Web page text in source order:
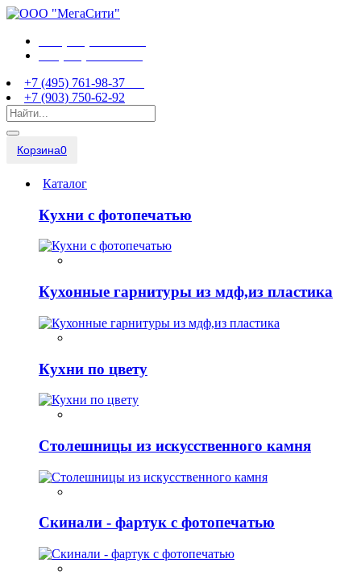
+7 (495) 761-98-37
+7 (903) 750-62-92
Корзина0
Каталог
Кухни с фотопечатью
Кухонные гарнитуры из мдф,из пластика
Кухни по цвету
Столешницы из искусственного камня
Скинали - фартук с фотопечатью